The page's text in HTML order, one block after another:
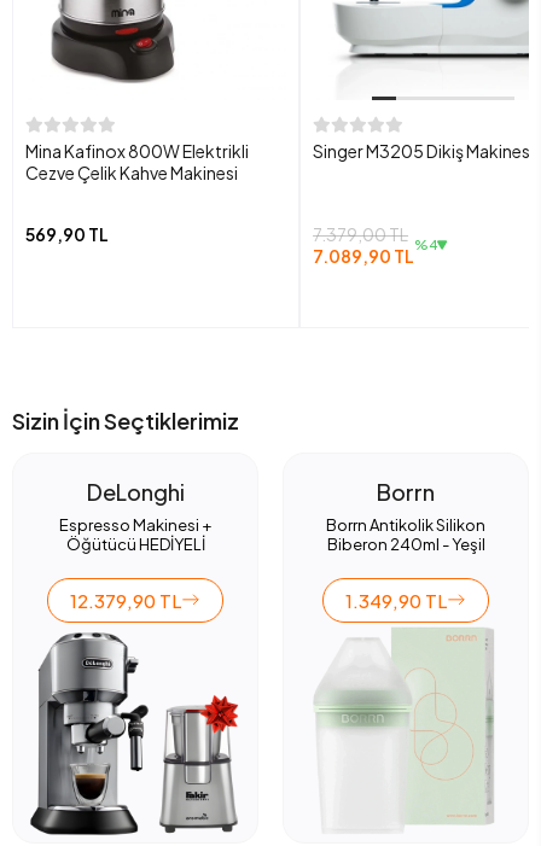
Mina Kafinox 800W Elektrikli
Cezve Çelik Kahve Makinesi
569,90 TL
Singer M3205 Dikiş Makinesi
7.379,00 TL
7.089,90 TL %4
Sizin İçin Seçtiklerimiz
DeLonghi
Espresso Makinesi +
Öğütücü HEDİYELİ
12.379,90 TL
Borrn
Borrn Antikolik Silikon
Biberon 240ml - Yeşil
1.349,90 TL